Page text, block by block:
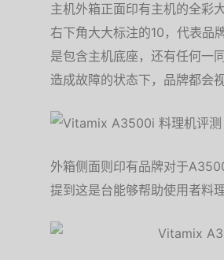
主机外箱正面印有主机的全彩
右下角大大标注的10，代表品
是包含主机底座，还有任何一
造成故障的状态下，品牌都会
外箱侧面则印有品牌对于
提到这是台能够帮助使用者料